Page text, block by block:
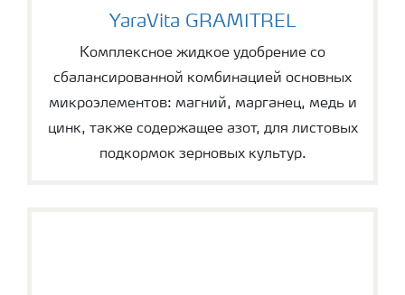
YaraVita GRAMITREL
YaraVita GRAMITREL
Комплексное жидкое удобрение со
сбалансированной комбинацией основных
микроэлементов: магний, марганец, медь и
цинк, также содержащее азот, для листовых
подкормок зерновых культур.